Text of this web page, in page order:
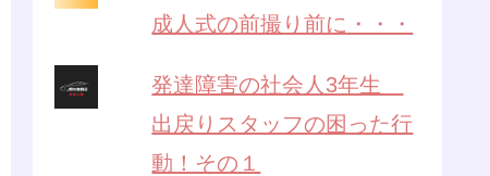
成人式の前撮り前に・・・
発達障害の社会人3年生
出戻りスタッフの困った行
動！その１